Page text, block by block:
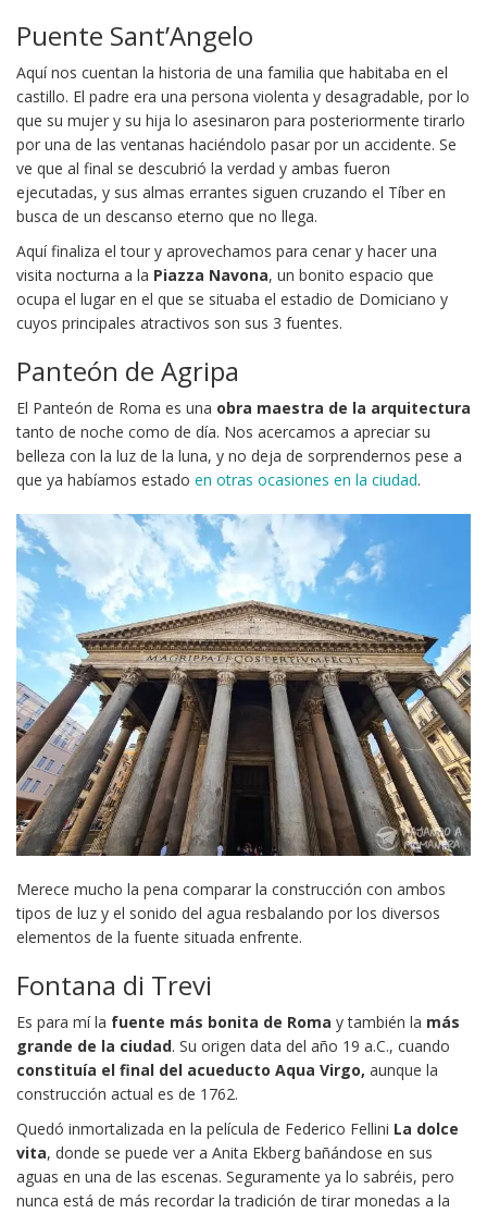
Puente Sant’Angelo
Aquí nos cuentan la historia de una familia que habitaba en el
castillo. El padre era una persona violenta y desagradable, por lo
que su mujer y su hija lo asesinaron para posteriormente tirarlo
por una de las ventanas haciéndolo pasar por un accidente. Se
ve que al final se descubrió la verdad y ambas fueron
ejecutadas, y sus almas errantes siguen cruzando el Tíber en
busca de un descanso eterno que no llega.
Aquí finaliza el tour y aprovechamos para cenar y hacer una
visita nocturna a la Piazza Navona, un bonito espacio que
ocupa el lugar en el que se situaba el estadio de Domiciano y
cuyos principales atractivos son sus 3 fuentes.
Panteón de Agripa
El Panteón de Roma es una obra maestra de la arquitectura
tanto de noche como de día. Nos acercamos a apreciar su
belleza con la luz de la luna, y no deja de sorprendernos pese a
que ya habíamos estado en otras ocasiones en la ciudad.
Merece mucho la pena comparar la construcción con ambos
tipos de luz y el sonido del agua resbalando por los diversos
elementos de la fuente situada enfrente.
Fontana di Trevi
Es para mí la fuente más bonita de Roma y también la más
grande de la ciudad. Su origen data del año 19 a.C., cuando
constituía el final del acueducto Aqua Virgo, aunque la
construcción actual es de 1762.
Quedó inmortalizada en la película de Federico Fellini La dolce
vita, donde se puede ver a Anita Ekberg bañándose en sus
aguas en una de las escenas. Seguramente ya lo sabréis, pero
nunca está de más recordar la tradición de tirar monedas a la